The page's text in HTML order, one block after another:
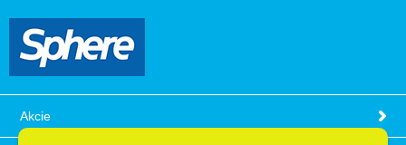
Akcie